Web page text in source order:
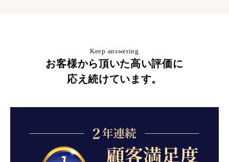
Keep answering
お客様から頂いた高い評価に
応え続けています。